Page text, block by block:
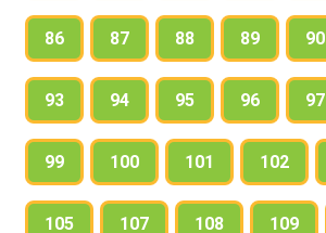
86 87 88 89 90
93 94 95 96 97
99 100 101 102
105 107 108 109